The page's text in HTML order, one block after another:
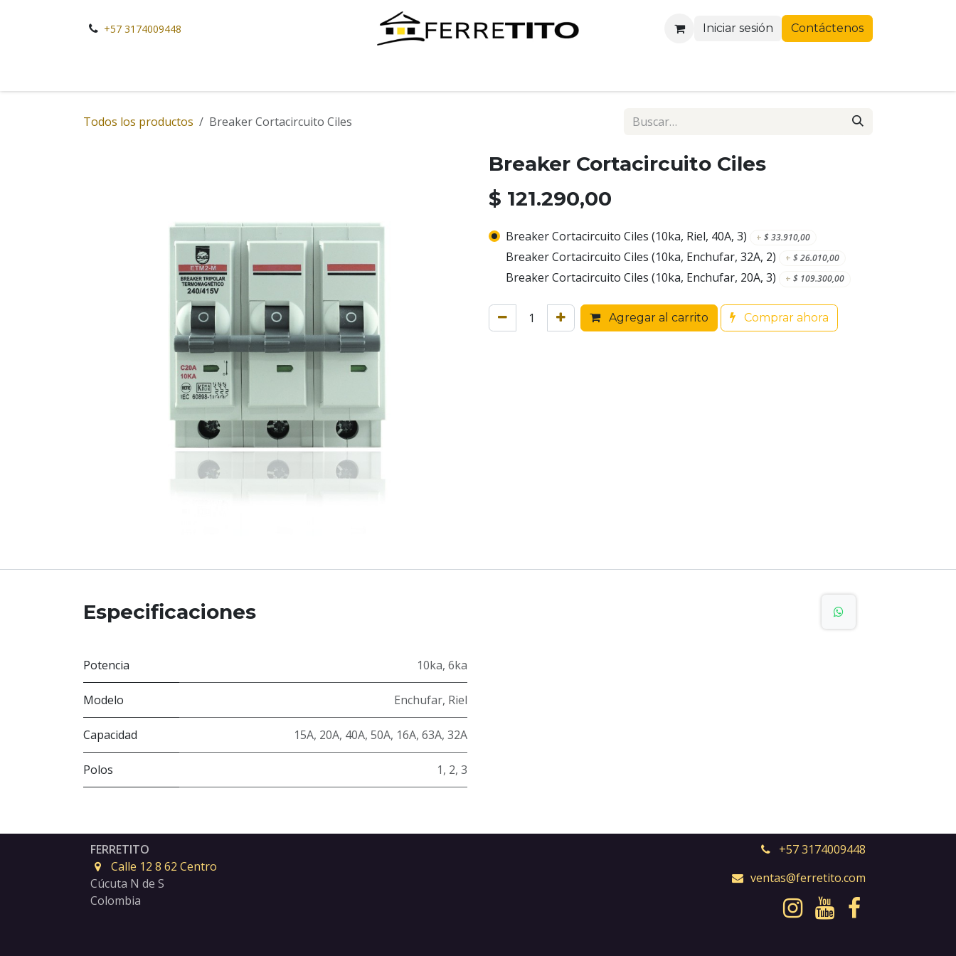
+57 3174009448
Iniciar sesión Contáctenos
Todos los productos Breaker Cortacircuito Ciles
Breaker Cortacircuito Ciles
$ 121.290,00
Breaker Cortacircuito Ciles (10ka, Riel, 40A, 3) + $33.910,00
Breaker Cortacircuito Ciles (10ka, Enchufar, 32A, 2) + $26.010,00
Breaker Cortacircuito Ciles (10ka, Enchufar, 20A, 3) + $ 109.300,00
Agregar al carrito Comprar ahora
Especificaciones
Potencia 10ka, 6ka
Modelo Enchufar, Riel
Capacidad 15A, 20A, 40A, 50A, 16A, 63A, 32A
Polos 1, 2, 3
FERRETITO
Calle 12 8 62 Centro
Cúcuta N de S
Colombia
+57 3174009448
ventas@ferretito.com